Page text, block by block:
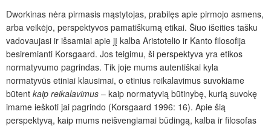
Dworkinas nėra pirmasis mąstytojas, prabilęs apie pirmojo asmens,
arba veikėjo, perspektyvos pamatiškumą etikai. Šiuo išeities tašku
vadovaujasi ir išsamiai apie jį kalba Aristotelio ir Kanto filosofija
besiremianti Korsgaard. Jos teigimu, ši perspektyva yra etikos
normatyvumo pagrindas. Tik joje mums autentiškai kyla
normatyvūs etiniai klausimai, o etinius reikalavimus suvokiame
būtent kaip reikalavimus – kaip normatyvią būtinybę, kurią suvokę
imame ieškoti jai pagrindo (Korsgaard 1996: 16). Apie šią
perspektyvą, kaip mums neišvengiamai būdingą, kalba ir filosofas